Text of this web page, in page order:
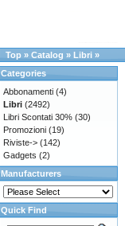
Top » Catalog » Libri »
Categories
Abbonamenti (4)
Libri (2492)
Libri Scontati 30% (30)
Promozioni (19)
Riviste-> (142)
Gadgets (2)
Manufacturers
Quick Find